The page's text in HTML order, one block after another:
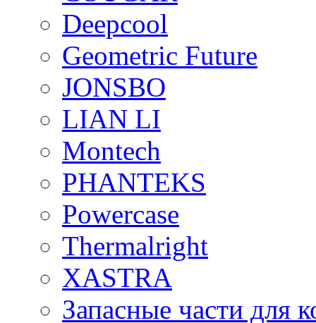
Deepcool
Geometric Future
JONSBO
LIAN LI
Montech
PHANTEKS
Powercase
Thermalright
XASTRA
Запасные части для